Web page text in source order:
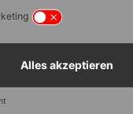
(mm ± 5 mm)
(mm ± 5 mm)
(mm ± 5 mm)